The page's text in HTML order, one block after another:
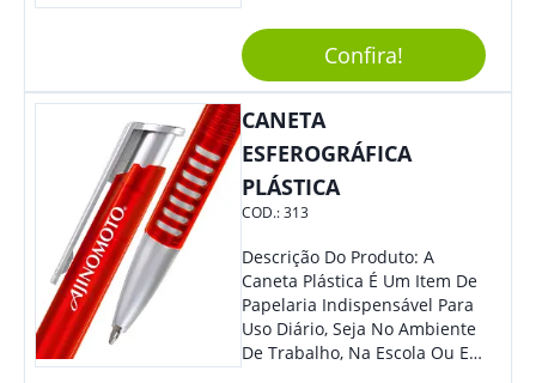
Confira!
CANETA
ESFEROGRÁFICA
PLÁSTICA
COD.:313
Descrição Do Produto: A
Caneta Plástica É Um Item De
Papelaria Indispensável Para
Uso Diário, Seja No Ambiente
De Trabalho, Na Escola Ou Em